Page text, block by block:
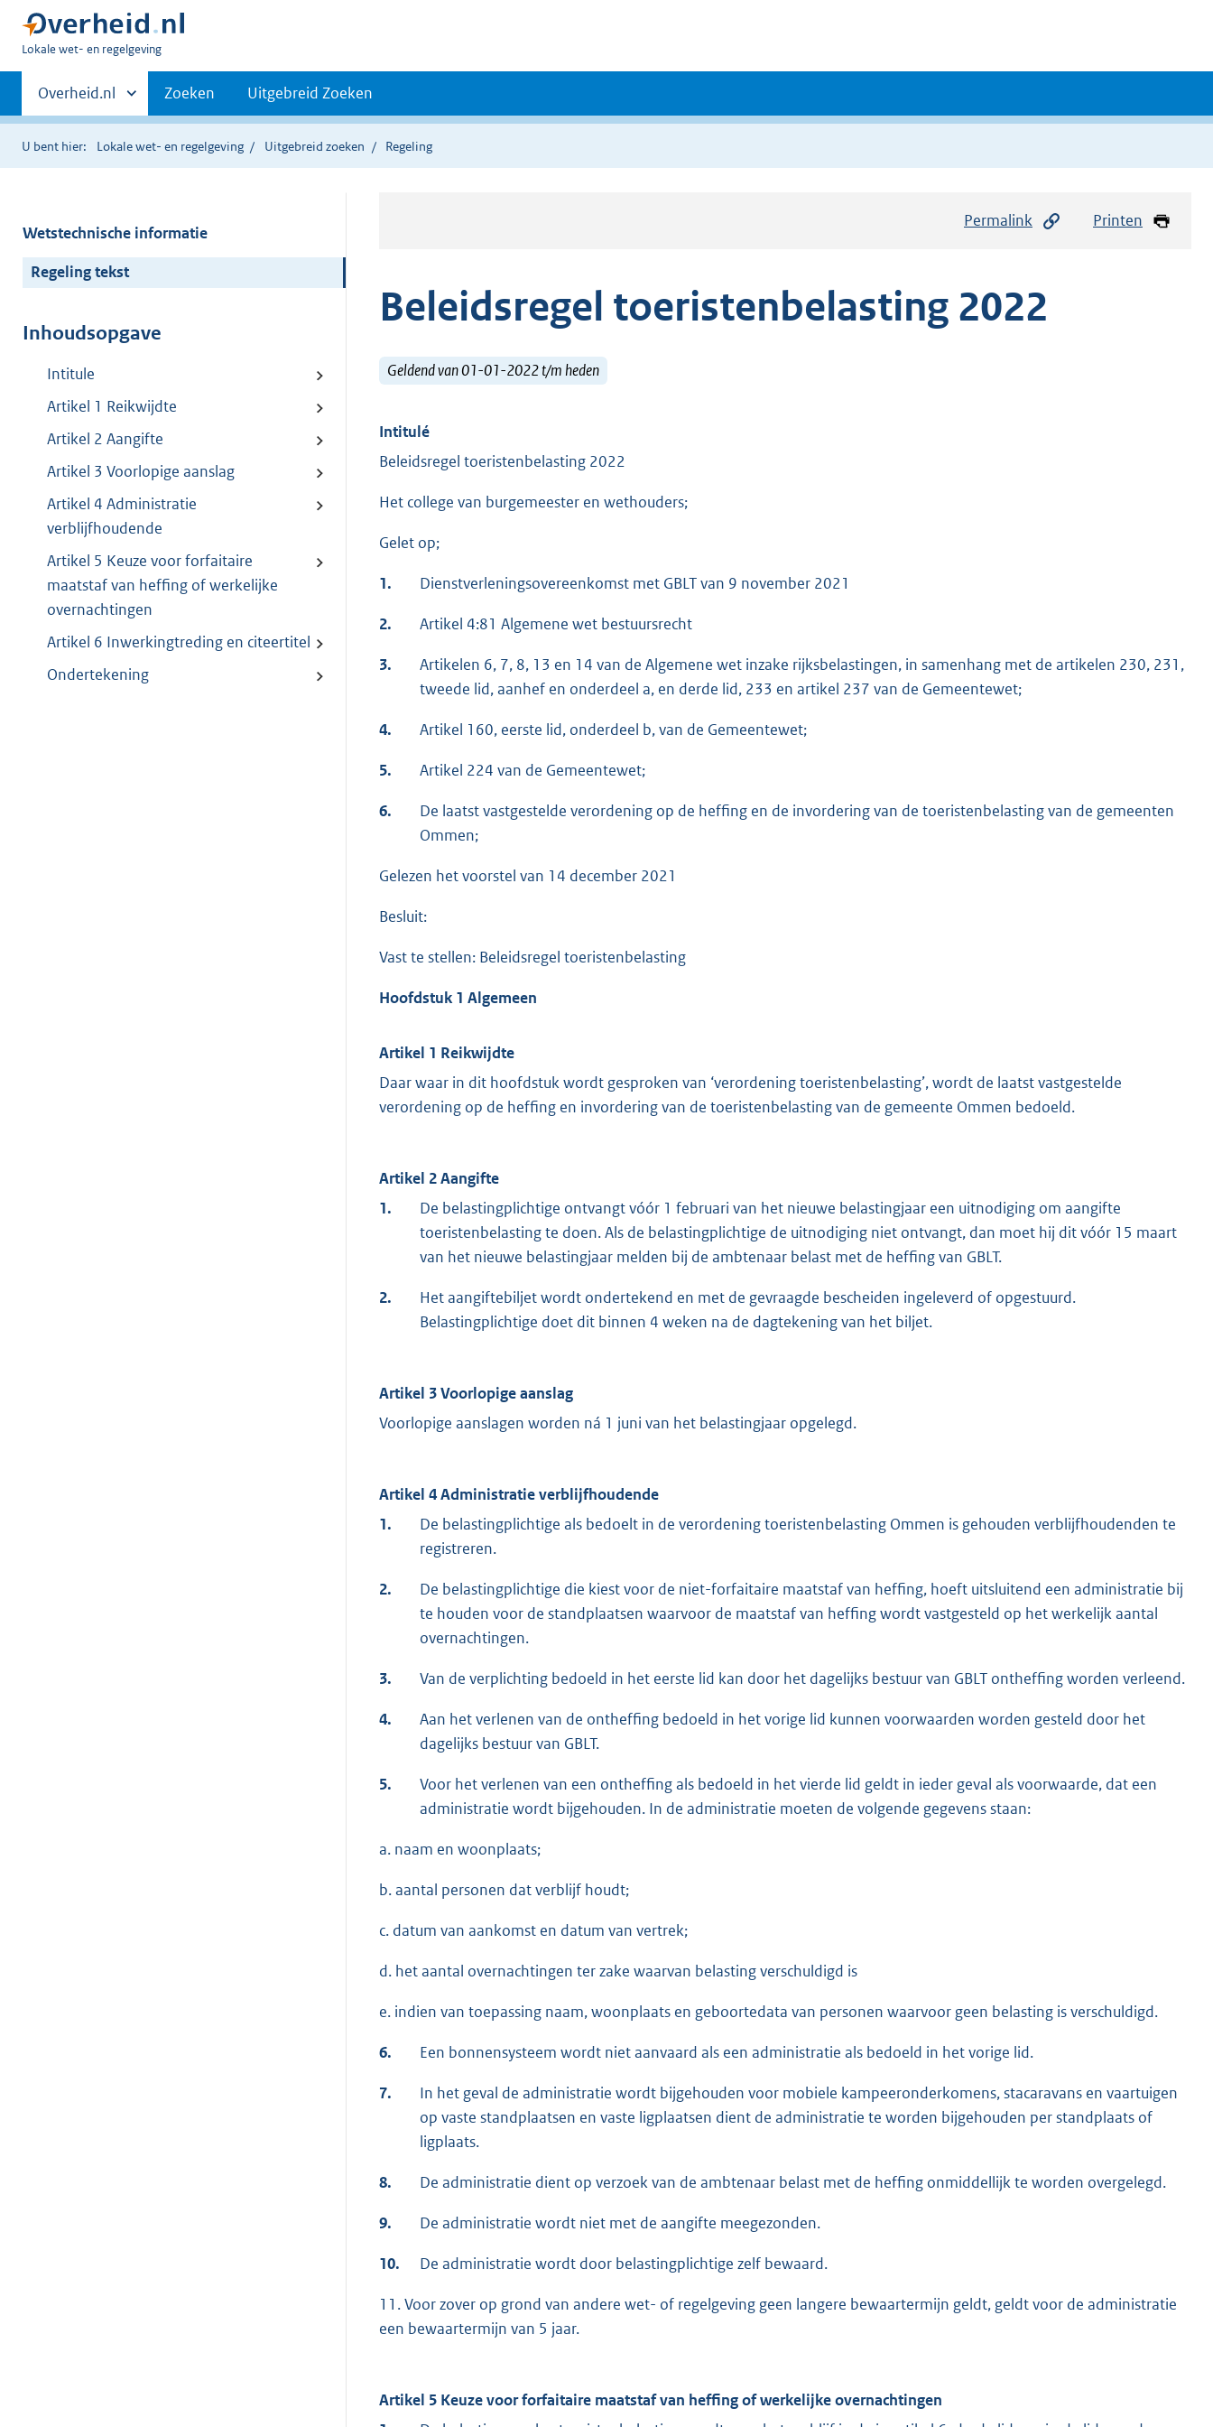
U
hier:
Lokale wet- en regelgeving
Primaire
navigatie
Andere
sites
binnen
Overheid.nl Zoeken Uitgebreid Zoeken
U bent hier: Lokale wet- en regelgeving Uitgebreid zoeken Regeling
Wetstechnische informatie
Regeling tekst
Inhoudsopgave
Intitule
Artikel 1 Reikwijdte
Artikel 2 Aangifte
Artikel 3 Voorlopige aanslag
Artikel 4 Administratie
verblijfhoudende
Artikel 5 Keuze voor forfaitaire
maatstaf van heffing of werkelijke
overnachtingen
Artikel 6 Inwerkingtreding en citeertitel
Ondertekening
Permalink Printen
Beleidsregel toeristenbelasting 2022
Geldend van 01-01-2022 t/m heden
Intitulé
Beleidsregel toeristenbelasting 2022
Het college van burgemeester en wethouders;
Gelet op;
1. Dienstverleningsovereenkomst met GBLT van 9 november 2021
2. Artikel 4:81 Algemene wet bestuursrecht
3.
Artikelen 6, 7, 8, 13 en 14 van de Algemene wet inzake rijksbelastingen, in samenhang met de artikelen 230, 231,
tweede lid, aanhef en onderdeel a, en derde lid, 233 en artikel 237 van de Gemeentewet;
4. Artikel 160, eerste lid, onderdeel b, van de Gemeentewet;
5. Artikel 224 van de Gemeentewet;
6.
De laatst vastgestelde verordening op de heffing en de invordering van de toeristenbelasting van de gemeenten
Ommen;
Gelezen het voorstel van 14 december 2021
Besluit:
Vast te stellen: Beleidsregel toeristenbelasting
Hoofdstuk 1 Algemeen
Artikel 1 Reikwijdte
Daar waar in dit hoofdstuk wordt gesproken van ‘verordening toeristenbelasting’, wordt de laatst vastgestelde
verordening op de heffing en invordering van de toeristenbelasting van de gemeente Ommen bedoeld.
Artikel 2Aangifte
1.
De belastingplichtige ontvangt vóór 1 februari van het nieuwe belastingjaar een uitnodiging om aangifte
toeristenbelasting te doen. Als de belastingplichtige de uitnodiging niet ontvangt, dan moet hij dit vóór 15 maart
van het nieuwe belastingjaar melden bij de ambtenaar belast met de heffing van GBLT.
2.
Het aangiftebiljet wordt ondertekend en met de gevraagde bescheiden ingeleverd of opgestuurd.
Belastingplichtige doet dit binnen 4 weken na de dagtekening van het biljet.
Artikel 3Voorlopige aanslag
Voorlopige aanslagen worden ná 1 juni van het belastingjaar opgelegd.
Artikel 4Administratie verblijfhoudende
1.
De belastingplichtige als bedoelt in de verordening toeristenbelasting Ommen is gehouden verblijfhoudenden te
registreren.
2.
De belastingplichtige die kiest voor de niet-forfaitaire maatstaf van heffing, hoeft uitsluitend een administratie bij
te houden voor de standplaatsen waarvoor de maatstaf van heffing wordt vastgesteld op het werkelijk aantal
overnachtingen.
3. Van de verplichting bedoeld in het eerste lid kan door het dagelijks bestuur van GBLT ontheffing worden verleend.
4.
Aan het verlenen van de ontheffing bedoeld in het vorige lid kunnen voorwaarden worden gesteld door het
dagelijks bestuur van GBLT.
5.
Voor het verlenen van een ontheffing als bedoeld in het vierde lid geldt in ieder geval als voorwaarde, dat een
administratie wordt bijgehouden. In de administratie moeten de volgende gegevens staan:
a. naam en woonplaats;
b. aantal personen dat verblijf houdt;
c. datum van aankomst en datum van vertrek;
d. het aantal overnachtingen ter zake waarvan belasting verschuldigd is
e. indien van toepassing naam, woonplaats en geboortedata van personen waarvoor geen belasting is verschuldigd.
6. Een bonnensysteem wordt niet aanvaard als een administratie als bedoeld in het vorige lid.
7.
In het geval de administratie wordt bijgehouden voor mobiele kampeeronderkomens, stacaravans en vaartuigen
op vaste standplaatsen en vaste ligplaatsen dient de administratie te worden bijgehouden per standplaats of
ligplaats.
8. De administratie dient op verzoek van de ambtenaar belast met de heffing onmiddellijk te worden overgelegd.
9. De administratie wordt niet met de aangifte meegezonden.
10. De administratie wordt door belastingplichtige zelf bewaard.
11. Voor zover op grond van andere wet- of regelgeving geen langere bewaartermijn geldt, geldt voor de administratie
een bewaartermijn van 5 jaar.
Artikel 5 Keuze voor forfaitaire maatstaf van heffing of werkelijke overnachtingen